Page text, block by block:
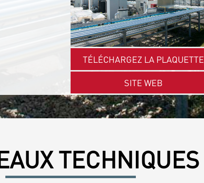
SITE WEB
TÉLÉCHARGEZ LA PLAQUETTE
TECHNIQUES